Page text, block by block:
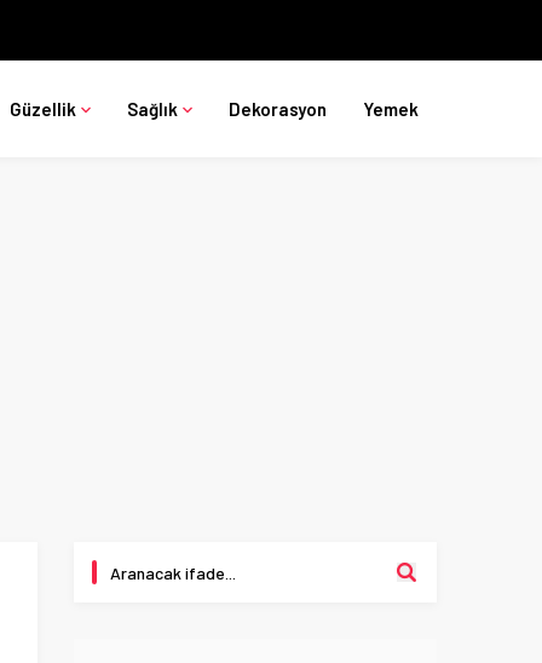
Güzellik Sağlık Dekorasyon Yemek